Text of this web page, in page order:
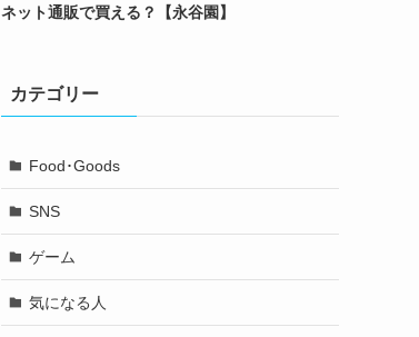
ネット通販で買える？【永谷園】
カテゴリー
Food･Goods
SNS
ゲーム
気になる人